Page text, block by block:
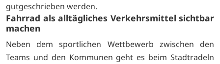
gutgeschrieben werden.
Fahrrad als alltägliches Verkehrsmittel sichtbar
machen
Neben dem sportlichen Wettbewerb zwischen den
Teams und den Kommunen geht es beim Stadtradeln